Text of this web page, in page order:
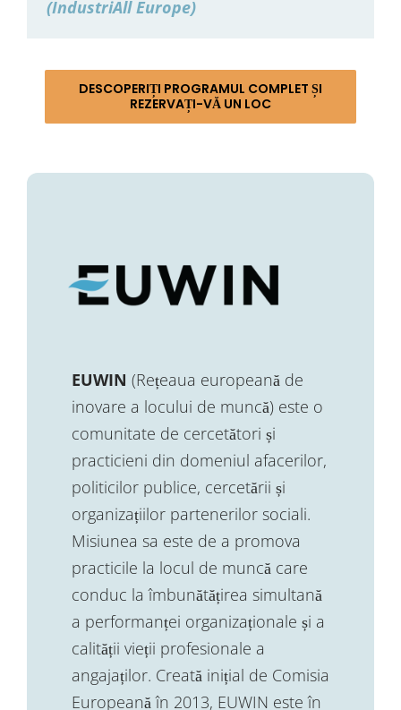
(IndustriAll Europe)
DESCOPERIȚI PROGRAMUL COMPLET ȘI
REZERVAȚI-VĂ UN LOC
EUWIN (Rețeaua europeană de
inovare a locului de muncă) este o
comunitate de cercetători și
practicieni din domeniul afacerilor,
politicilor publice, cercetării și
organizațiilor partenerilor sociali.
Misiunea sa este de a promova
practicile la locul de muncă care
conduc la îmbunătățirea simultană
a performanței organizaționale și a
calității vieții profesionale a
angajaților. Creată inițial de Comisia
Europeană în 2013, EUWIN este în